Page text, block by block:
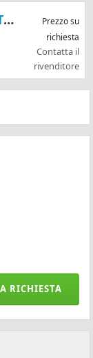
Pegaso PEGASOLIFT TPL20-T
Prezzo su
richiesta
Contatta il
rivenditore
RICHIESTA